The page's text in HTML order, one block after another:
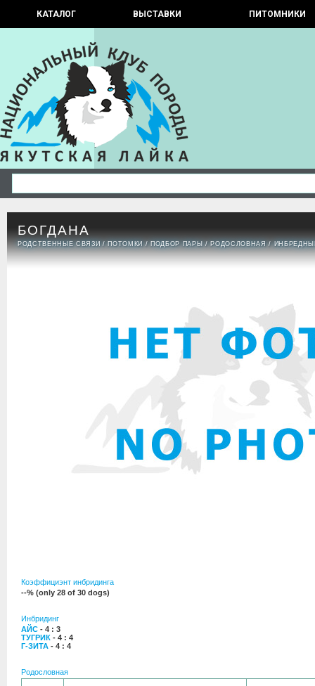
КАТАЛОГ ВЫСТАВКИ ПИТОМНИКИ
БОГДАНА
РОДСТВЕННЫЕ СВЯЗИ /ПОТОМКИ /ПОДБОР ПАРЫ /РОДОСЛОВНАЯ /
Коэффициэнт инбридинга
--% (only 28 of 30 dogs)
Инбридинг
АЙС - 4 : 3
ТУГРИК - 4 : 4
Г-ЗИТА - 4 : 4
Родословная